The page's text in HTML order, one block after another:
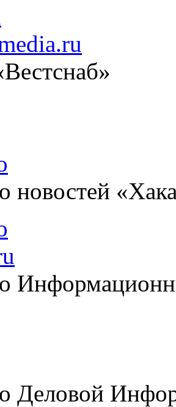
новостей
Деловой